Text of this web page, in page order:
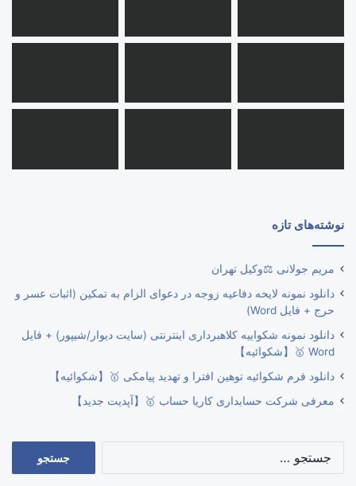
نوشته‌های تازه
مریم جولانی ⚖️وکیل تهران
دانلود نمونه لایحه دفاعیه زوجه در دعوای الزام به تمکین (اثبات عسر و
حرج + فایل Word)
دانلود نمونه شکواییه کلاهبرداری اینترنتی (سایت دیوار/شیپور) + فایل
Word 🥇【شکوائیه】
دانلود فرم شکوائیه توهین افترا و تهدید پیامکی 🥇【شکوائیه】
معرفی شرکت حسابداری کاریا حساب 🥇【آپدیت جدید】